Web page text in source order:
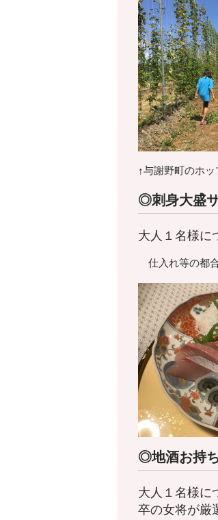
↑与謝野町のホッ
◎刺身大盛
大人１名様に
仕入れ等の都
◎地酒お持
大人１名様に
卒の女将が厳